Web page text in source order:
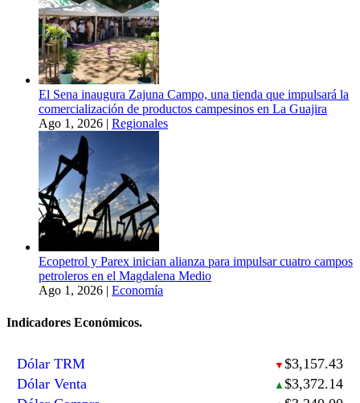
El Sena inaugura Zajuna Campo, una tienda que impulsará la
comercialización de productos campesinos en La Guajira
Ago 1, 2026 | Regionales
Ecopetrol y Parex inician alianza para impulsar cuatro campos
petroleros en el Magdalena Medio
Ago 1, 2026 | Economía
Indicadores Económicos.
Dólar TRM ▼ $3,157.43
Dólar Venta
▲ $3,372.14